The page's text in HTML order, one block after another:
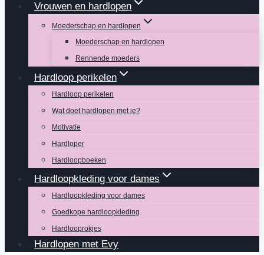
Vrouwen en hardlopen
Moederschap en hardlopen
Moederschap en hardlopen
Rennende moeders
Hardloop perikelen
Hardloop perikelen
Wat doet hardlopen met je?
Motivatie
Hardloper
Hardloopboeken
Hardloopkleding voor dames
Hardloopkleding voor dames
Goedkope hardloopkleding
Hardlooprokjes
Hardlopen met Evy